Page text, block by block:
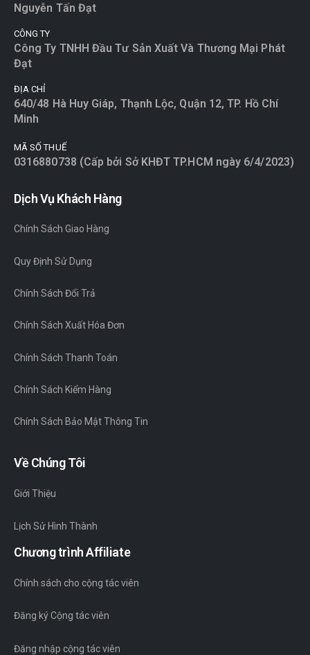
Nguyễn Tấn Đạt
CÔNG TY
Công Ty TNHH Đầu Tư Sản Xuất Và Thương Mại Phát
Đạt
ĐỊA CHỈ
640/48 Hà Huy Giáp, Thạnh Lộc, Quận 12, TP. Hồ Chí
Minh
MÃ SỐ THUẾ
0316880738 (Cấp bởi Sở KHĐT TP.HCM ngày 6/4/2023)
Dịch Vụ Khách Hàng
Chính Sách Giao Hàng
Quy Định Sử Dụng
Chính Sách Đổi Trả
Chính Sách Xuất Hóa Đơn
Chính Sách Thanh Toán
Chính Sách Kiểm Hàng
Chính Sách Bảo Mật Thông Tin
Về Chúng Tôi
Giới Thiệu
Lịch Sử Hình Thành
Chương trình Affiliate
Chính sách cho cộng tác viên
Đăng ký Cộng tác viên
Đăng nhập cộng tác viên